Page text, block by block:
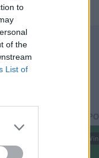
to
of the
List of
DO ESTADO DO TEMPO